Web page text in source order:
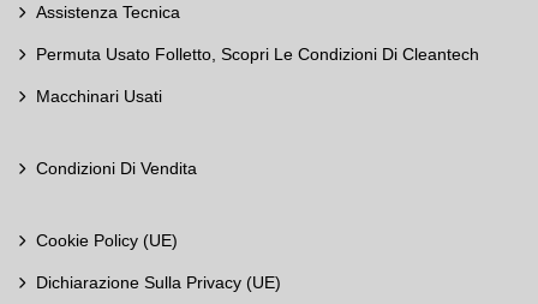
Assistenza Tecnica
Permuta Usato Folletto, Scopri Le Condizioni Di Cleantech
Macchinari Usati
Condizioni Di Vendita
Cookie Policy (UE)
Dichiarazione Sulla Privacy (UE)